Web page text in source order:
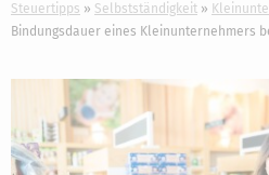
Steuertipps Selbstständigkeit
Bindungsdauer eines Kleinunternehmers